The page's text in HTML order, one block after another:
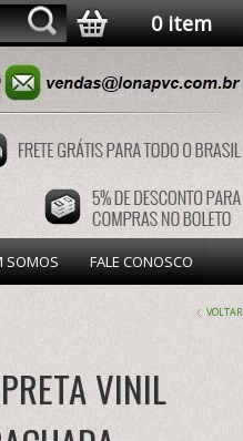
0 item
SOMOS FALE CONOSCO
VOLTAR
VINIL